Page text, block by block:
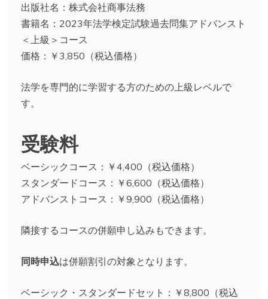
出版社名：株式会社商事法務
書籍名：2023年法学検定試験過去問集アドバンスト
＜上級＞コース
価格：￥3,850（税込価格）
法学を専門的に学習する方のための上級レベルで
す。
受験料
ベーシックコース：￥4,400（税込価格）
スタンダードコース：￥6,600（税込価格）
アドバンストコース：￥9,900（税込価格）
隣接するコースの併願申し込みもできます。
同時申込は併願割引の対象となります。
ベーシック・スタンダードセット：￥8,800（税込